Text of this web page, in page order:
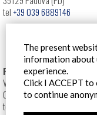
The present
information about
experience.
Click I ACCEPT
to continue
tel+39 039 6889146
Filiale Roma
Via Pontina 583
00128 Roma (RM)
tel